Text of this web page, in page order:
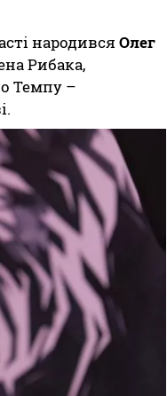
народився Олег
Рибака,
Темпу –